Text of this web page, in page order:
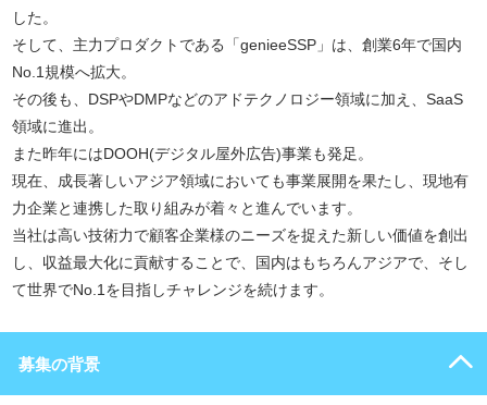
した。
そして、主力プロダクトである「genieeSSP」は、創業6年で国内
No.1規模へ拡大。
その後も、DSPやDMPなどのアドテクノロジー領域に加え、SaaS
領域に進出。
また昨年にはDOOH(デジタル屋外広告)事業も発足。
現在、成長著しいアジア領域においても事業展開を果たし、現地有
力企業と連携した取り組みが着々と進んでいます。
当社は高い技術力で顧客企業様のニーズを捉えた新しい価値を創出
し、収益最大化に貢献することで、国内はもちろんアジアで、そし
て世界でNo.1を目指しチャレンジを続けます。
募集の背景